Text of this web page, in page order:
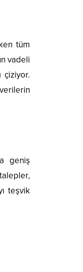
tüm
vadeli
çiziyor.
geniş
teşvik